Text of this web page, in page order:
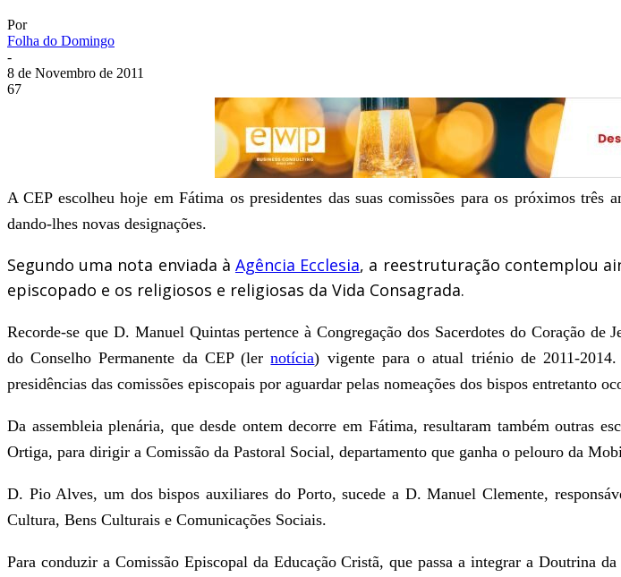
Por
Folha do Domingo
-
8 de Novembro de 2011
67
A CEP escolheu hoje em Fátima os presidentes das suas comissões para os próximos três
dando-lhes novas designações.
Segundo uma nota enviada à Agência Ecclesia, a reestruturação contemplou
episcopado e os religiosos e religiosas da Vida Consagrada.
Recorde-se que D. Manuel Quintas pertence à Congregação dos Sacerdotes do Coração
do Conselho Permanente da CEP (lernotícia) vigente para o atual triénio de 2011-
presidências das comissões episcopais por aguardar pelas nomeações dos bispos entretanto
Da assembleia plenária, que desde ontem decorre em Fátima, resultaram também outras
Ortiga, para dirigir a Comissão da Pastoral Social, departamento que ganha o pelouro da
D. Pio Alves, um dos bispos auxiliares do Porto, sucede a D. Manuel Clemente,
Cultura, Bens Culturais e Comunicações Sociais.
Para conduzir a Comissão Episcopal da Educação Cristã, que passa a integrar a Doutrina